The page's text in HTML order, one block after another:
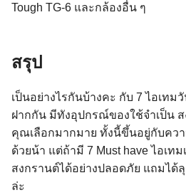
Tough TG-6 และกล้องอื่น ๆ
สรุป
เป็นอย่างไรกันบ้างคะ กับ 7 ไอเทม
ฝากกัน มีทังอุปกรณ์ของใช้จำเป็น
คุณเลือกมากมาย ทั้งนี้ขึ้นอยู่กับคว
ด้วยน้า แต่ถ้ามี 7 Must have ไอเท
สงกรานต์ได้อย่างปลอดภัย แถมได้
ล่ะ